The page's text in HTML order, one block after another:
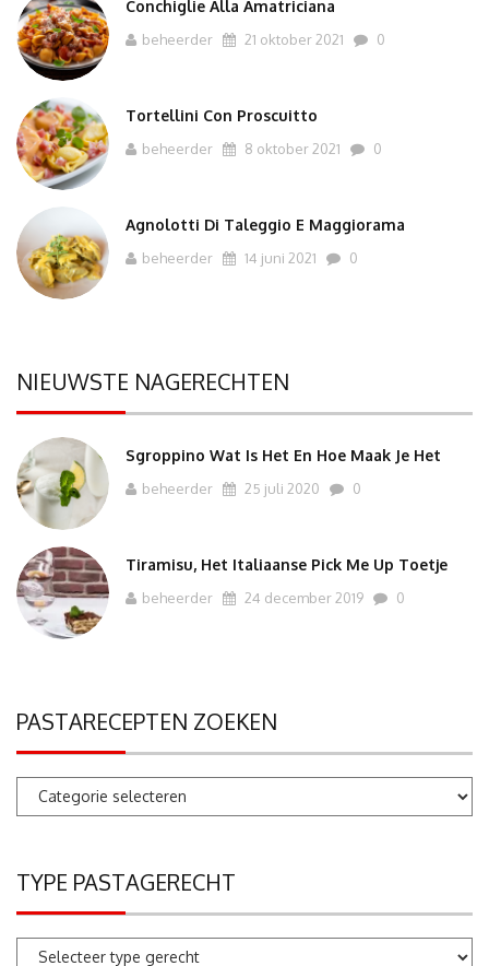
Conchiglie Alla Amatriciana
beheerder 21 oktober 2021 0
Tortellini Con Proscuitto
beheerder 8 oktober 2021 0
Agnolotti Di Taleggio E Maggiorama
beheerder 14 juni 2021 0
NIEUWSTE NAGERECHTEN
Sgroppino Wat Is Het En Hoe Maak Je Het
beheerder 25 juli 2020 0
Tiramisu, Het Italiaanse Pick Me Up Toetje
beheerder 24 december 2019 0
PASTARECEPTEN ZOEKEN
Pastarecepten
TYPE PASTAGERECHT